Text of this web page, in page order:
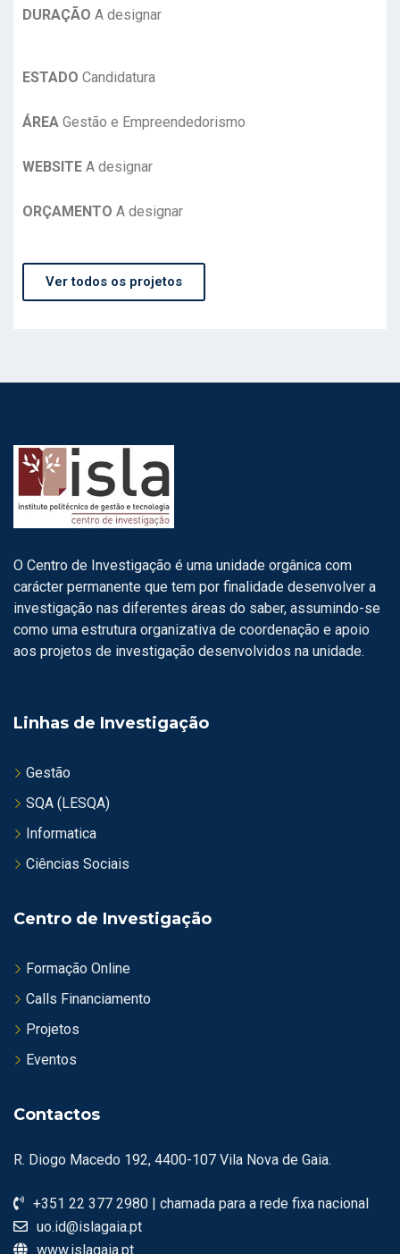
DURAÇÃO A designar
ESTADO Candidatura
ÁREA Gestão e Empreendedorismo
WEBSITE A designar
ORÇAMENTO A designar
Ver todos os projetos
O Centro de Investigação é uma unidade orgânica com
carácter permanente que tem por finalidade desenvolver a
investigação nas diferentes áreas do saber, assumindo-se
como uma estrutura organizativa de coordenação e apoio
aos projetos de investigação desenvolvidos na unidade.
Linhas de Investigação
Gestão
SQA (LESQA)
Informatica
Ciências Sociais
Centro de Investigação
Formação Online
Calls Financiamento
Projetos
Eventos
Contactos
R. Diogo Macedo 192, 4400-107 Vila Nova de Gaia.
+351 22 377 2980 | chamada para a rede fixa nacional
uo.id@islagaia.pt
www.islagaia.pt